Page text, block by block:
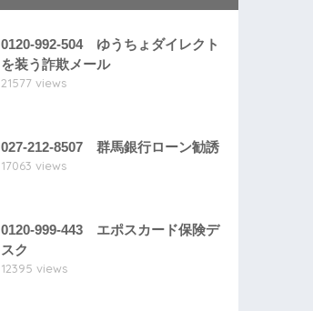
0120-992-504 ゆうちょダイレクト
を装う詐欺メール
21577 views
027-212-8507 群馬銀行ローン勧誘
17063 views
0120-999-443 エポスカード保険デ
スク
12395 views